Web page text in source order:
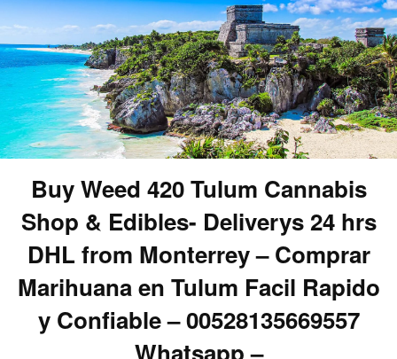
Buy Weed 420 Tulum Cannabis
Shop & Edibles- Deliverys 24 hrs
DHL from Monterrey – Comprar
Marihuana en Tulum Facil Rapido
y Confiable – 00528135669557
Whatsapp –